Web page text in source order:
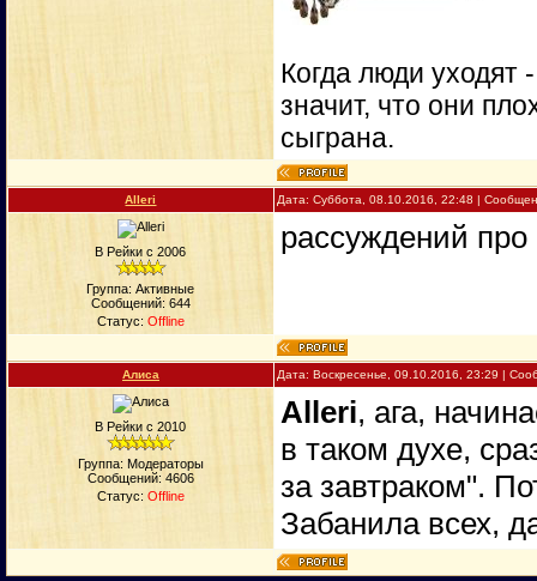
Когда люди уходят
значит, что они
сыграна.
Alleri Дата: Суббота, 08.10.2016, 22:48 |
В Рейки с 2006
Группа: Активные
Сообщений: 644
Статус: Offline
рассуждений
Алиса Дата: Воскресенье, 09.10.2016, 23:29 |
В Рейки с 2010
Группа: Модераторы
Сообщений: 4606
Статус: Offline
Alleri, ага,
в таком духе,
за завтраком".
Забанила всех,